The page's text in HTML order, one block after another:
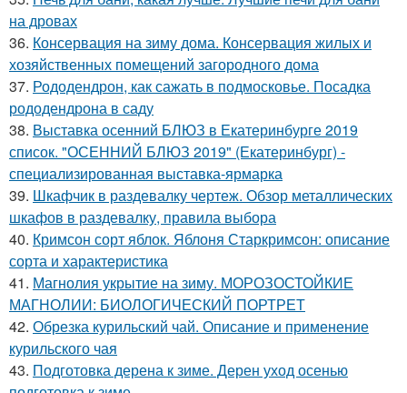
на дровах
36. Консервация на зиму дома. Консервация жилых и
хозяйственных помещений загородного дома
37. Рододендрон, как сажать в подмосковье. Посадка
рододендрона в саду
38. Выставка осенний БЛЮЗ в Екатеринбурге 2019
список. "ОСЕННИЙ БЛЮЗ 2019" (Екатеринбург) -
специализированная выставка-ярмарка
39. Шкафчик в раздевалку чертеж. Обзор металлических
шкафов в раздевалку, правила выбора
40. Кримсон сорт яблок. Яблоня Старкримсон: описание
сорта и характеристика
41. Магнолия укрытие на зиму. МОРОЗОСТОЙКИЕ
МАГНОЛИИ: БИОЛОГИЧЕСКИЙ ПОРТРЕТ
42. Обрезка курильский чай. Описание и применение
курильского чая
43. Подготовка дерена к зиме. Дерен уход осенью